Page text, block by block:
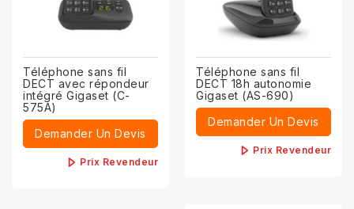
Téléphone sans fil
DECT avec répondeur
intégré Gigaset (C-
575A)
Demander Un Devis
Prix Revendeur
Téléphone sans fil
DECT 18h autonomie
Gigaset (AS-690)
Demander Un Devis
Prix Revendeur